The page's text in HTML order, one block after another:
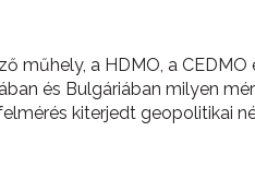
műhely, a HDMO, a
és Bulgáriában milyen
kiterjedt geopolitikai